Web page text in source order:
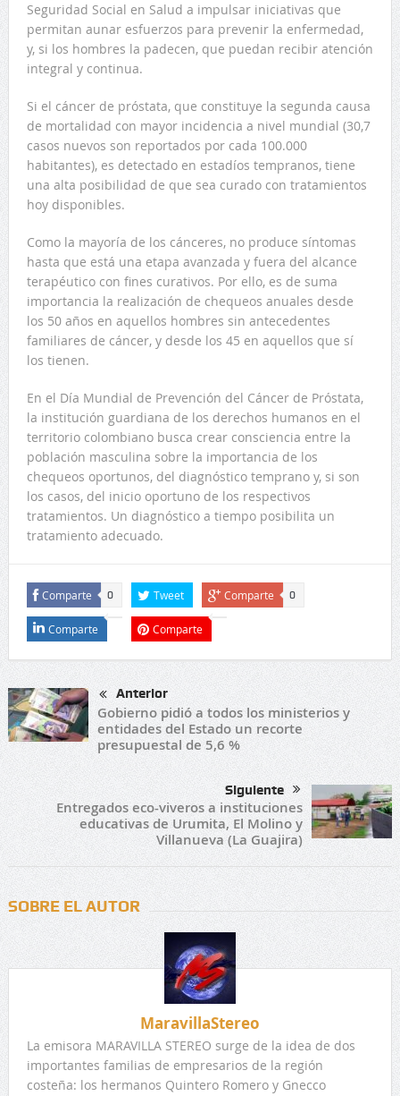
Seguridad Social en Salud a impulsar iniciativas que
permitan aunar esfuerzos para prevenir la enfermedad,
y, si los hombres la padecen, que puedan recibir atención
integral y continua.
Si el cáncer de próstata, que constituye la segunda causa
de mortalidad con mayor incidencia a nivel mundial (30,7
casos nuevos son reportados por cada 100.000
habitantes), es detectado en estadíos tempranos, tiene
una alta posibilidad de que sea curado con tratamientos
hoy disponibles.
Como la mayoría de los cánceres, no produce síntomas
hasta que está una etapa avanzada y fuera del alcance
terapéutico con fines curativos. Por ello, es de suma
importancia la realización de chequeos anuales desde
los 50 años en aquellos hombres sin antecedentes
familiares de cáncer, y desde los 45 en aquellos que sí
los tienen.
En el Día Mundial de Prevención del Cáncer de Próstata,
la institución guardiana de los derechos humanos en el
territorio colombiano busca crear consciencia entre la
población masculina sobre la importancia de los
chequeos oportunos, del diagnóstico temprano y, si son
los casos, del inicio oportuno de los respectivos
tratamientos. Un diagnóstico a tiempo posibilita un
tratamiento adecuado.
Comparte 0 Tweet Comparte 0
Comparte Comparte
Anterior
Gobierno pidió a todos los ministerios y
entidades del Estado un recorte
presupuestal de 5,6 %
Siguiente
Entregados eco-viveros a instituciones
educativas de Urumita, El Molino y
Villanueva (La Guajira)
SOBRE EL AUTOR
MaravillaStereo
La emisora MARAVILLA STEREO surge de la idea de dos
importantes familias de empresarios de la región
costeña: los hermanos Quintero Romero y Gnecco